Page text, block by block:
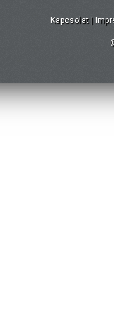
Kapcsolat |